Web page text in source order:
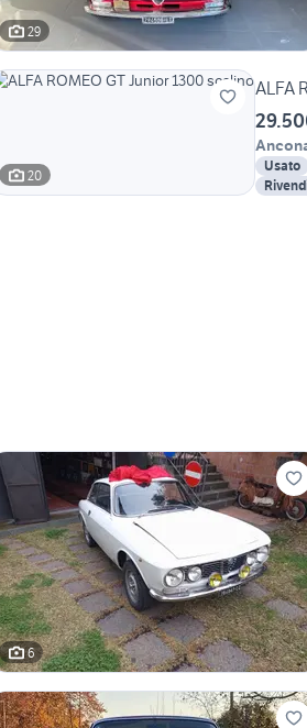
29
20
ALFA
Usato
6